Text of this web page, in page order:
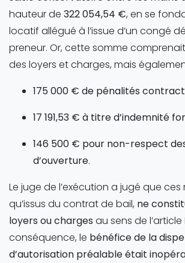
hauteur de 322 054,54 €, en se
locatif allégué à l’issue d’un congé
preneur. Or, cette somme
des loyers et charges, mais
175 000 € de pénalités
17 191,53 € à titre d’indemnité
146 500 € pour non-respect
d’ouverture.
Le juge de l’exécution a jugé que
qu’issus du contrat de bail, ne
loyers ou charges au sens de l’article
conséquence, le bénéfice de la
d’autorisation préalable était